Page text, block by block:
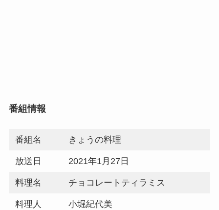
番組情報
番組名 きょうの料理
放送日 2021年1月27日
料理名 チョコレートティラミス
料理人 小堀紀代美